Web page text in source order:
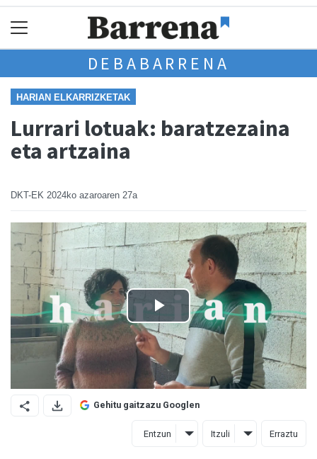
DEBABARRENA
HARIAN ELKARRIZKETAK
Lurrari lotuak: baratzezaina
eta artzaina
DKT-EK 2024ko azaroaren 27a
Gehitu gaitzazu Googlen
Entzun Itzuli Erraztu